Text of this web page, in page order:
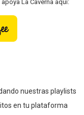
La Caverna aquí:
nuestras playlists
en tu plataforma